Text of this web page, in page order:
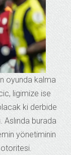
oyunda kalma
ligimize ise
ki derbide
Aslında burada
yönetiminin